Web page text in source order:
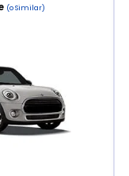
(o Similar)